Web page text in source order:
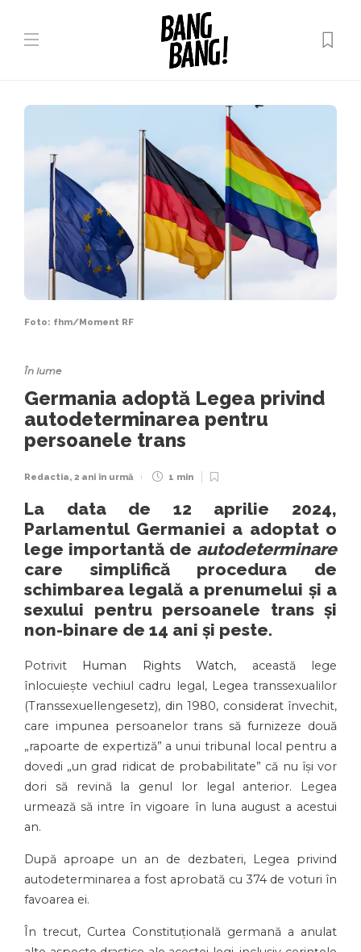
Foto: fhm/Moment RF
În lume
Germania adoptă Legea privind
autodeterminarea pentru
persoanele trans
Redactia, 2 ani în urmă 1 min
La data de 12 aprilie 2024,
Parlamentul Germaniei a adoptat o
lege importantă de autodeterminare
care simplifică procedura de
schimbarea legală a prenumelui și a
sexului pentru persoanele trans și
non-binare de 14 ani și peste.
Potrivit Human Rights Watch, această lege
înlocuiește vechiul cadru legal, Legea transsexualilor
(Transsexuellengesetz), din 1980, considerat învechit,
care impunea persoanelor trans să furnizeze două
„rapoarte de expertiză” a unui tribunal local pentru a
dovedi „un grad ridicat de probabilitate” că nu își vor
dori să revină la genul lor legal anterior. Legea
urmează să intre în vigoare în luna august a acestui
an.
După aproape un an de dezbateri, Legea privind
autodeterminarea a fost aprobată cu 374 de voturi în
favoarea ei.
În trecut, Curtea Constituțională germană a anulat